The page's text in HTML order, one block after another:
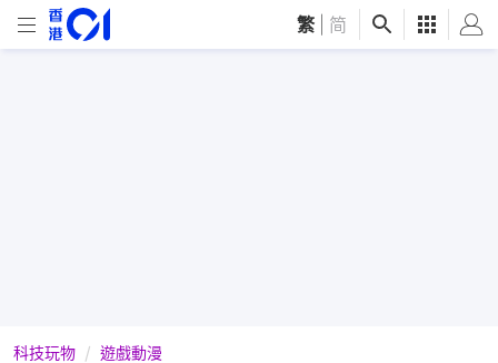
繁 简
科技玩物 遊戲動漫